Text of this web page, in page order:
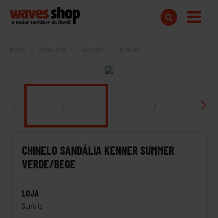
Home
CHINELO SANDÁLIA KENNER SUMMER
VERDE/BEGE
LOJA
Surftrip